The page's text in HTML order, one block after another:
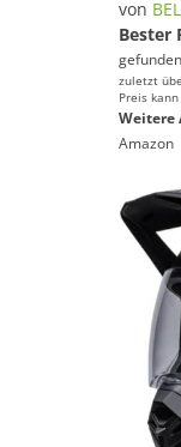
von
Bester
zuletzt
Preis
Weitere
Amazon